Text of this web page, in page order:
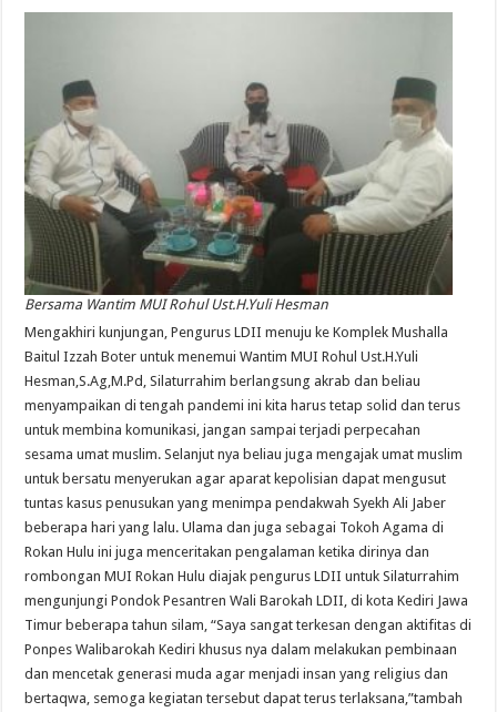
Bersama Wantim MUI Rohul Ust.H.Yuli Hesman
Mengakhiri kunjungan, Pengurus LDII menuju ke Komplek Mushalla
Baitul Izzah Boter untuk menemui Wantim MUI Rohul Ust.H.Yuli
Hesman,S.Ag,M.Pd, Silaturrahim berlangsung akrab dan beliau
menyampaikan di tengah pandemi ini kita harus tetap solid dan terus
untuk membina komunikasi, jangan sampai terjadi perpecahan
sesama umat muslim. Selanjut nya beliau juga mengajak umat muslim
untuk bersatu menyerukan agar aparat kepolisian dapat mengusut
tuntas kasus penusukan yang menimpa pendakwah Syekh Ali Jaber
beberapa hari yang lalu. Ulama dan juga sebagai Tokoh Agama di
Rokan Hulu ini juga menceritakan pengalaman ketika dirinya dan
rombongan MUI Rokan Hulu diajak pengurus LDII untuk Silaturrahim
mengunjungi Pondok Pesantren Wali Barokah LDII, di kota Kediri Jawa
Timur beberapa tahun silam, “Saya sangat terkesan dengan aktifitas di
Ponpes Walibarokah Kediri khusus nya dalam melakukan pembinaan
dan mencetak generasi muda agar menjadi insan yang religius dan
bertaqwa, semoga kegiatan tersebut dapat terus terlaksana,”tambah